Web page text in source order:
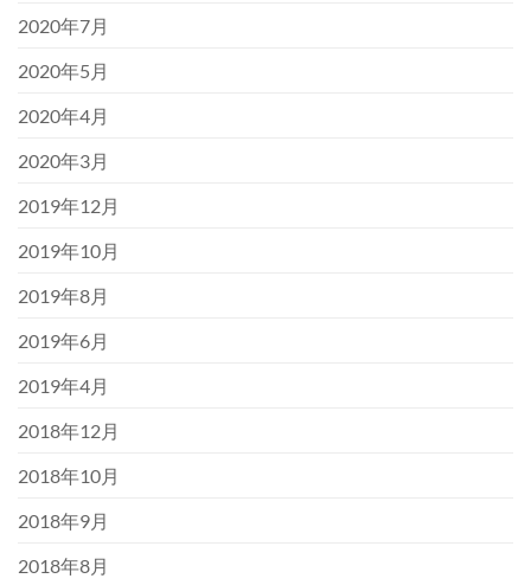
2020年7月
2020年5月
2020年4月
2020年3月
2019年12月
2019年10月
2019年8月
2019年6月
2019年4月
2018年12月
2018年10月
2018年9月
2018年8月